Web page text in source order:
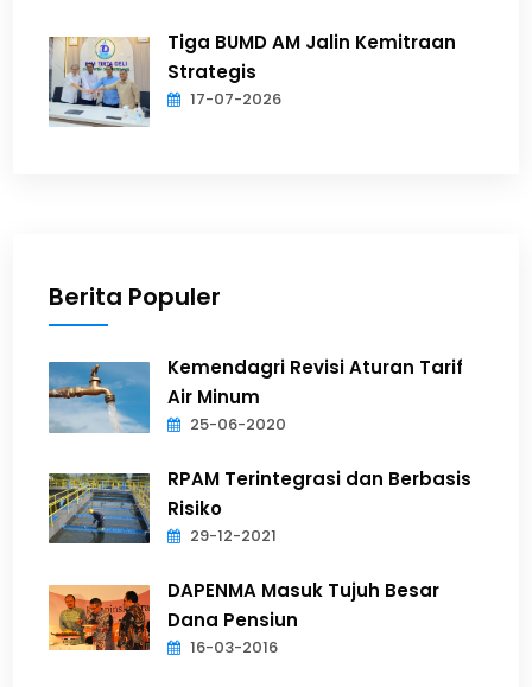
Tiga BUMD AM Jalin Kemitraan
Strategis
17-07-2026
Berita Populer
Kemendagri Revisi Aturan Tarif
Air Minum
25-06-2020
RPAM Terintegrasi dan Berbasis
Risiko
29-12-2021
DAPENMA Masuk Tujuh Besar
Dana Pensiun
16-03-2016